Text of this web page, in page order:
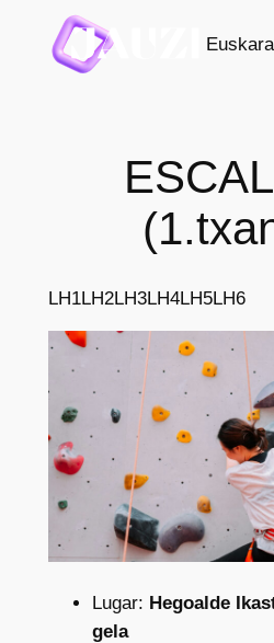
contenido
LH1LH2LH3LH4LH5LH6
Lugar: Hegoalde
gela